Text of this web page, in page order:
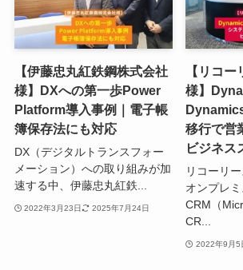
【伊藤忠丸紅鉄鋼株式会社
様】DXへの第一歩Power
Platform導入事例｜電子帳
簿保存法にも対応
DX（デジタルトランスフォー
メーション）への取り組みが加
速する中、伊藤忠丸紅鉄...
2022年3月23日 2025年7月24日
【リコ
様】
移行で営
ビジネス
リコーリ
オンプレ
CRM（
CR...
2022年9月5